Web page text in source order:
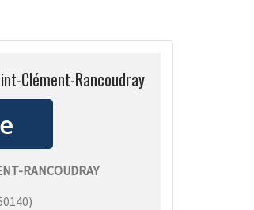
Clément-Rancoudray
RANCOUDRAY
)